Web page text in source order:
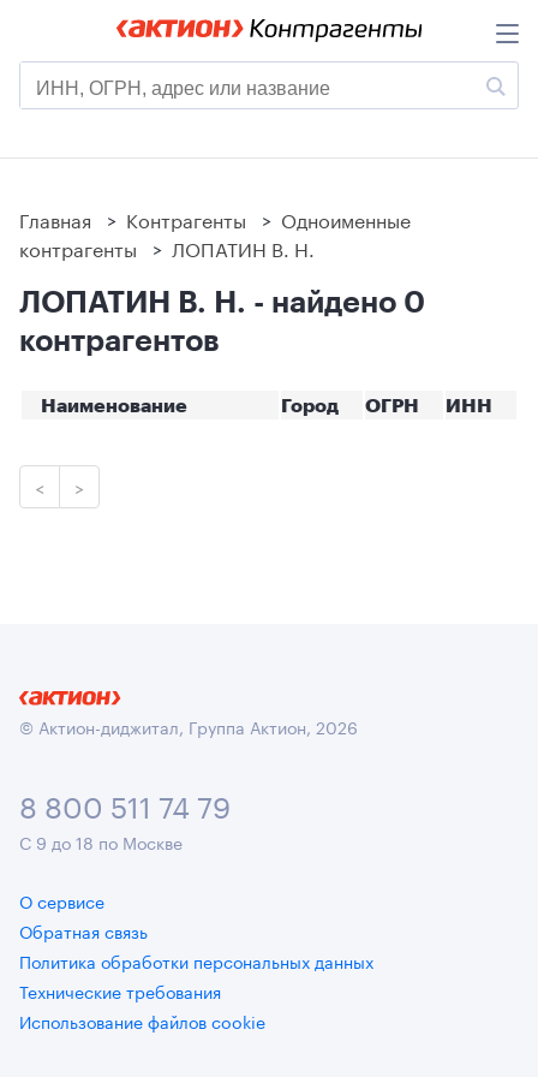
Главная > Контрагенты > Одноименные
контрагенты > ЛОПАТИН В. Н.
ЛОПАТИН В. Н. - найдено 0
контрагентов
Наименование Город ОГРН ИНН
< >
© Актион-диджитал, Группа Актион, 2026
8 800 511 74 79
С 9 до 18 по Москве
О сервисе
Обратная связь
Политика обработки персональных данных
Технические требования
Использование файлов cookie